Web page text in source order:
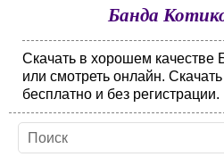
Банда
Скачать в хорошем качестве
или смотреть онлайн.
бесплатно и без регистрации.